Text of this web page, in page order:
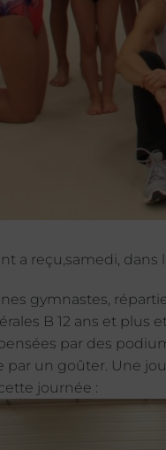
a reçu,samedi,
gymnastes,
B 12 ans et plus
par des
par un goûter. Une
journée :